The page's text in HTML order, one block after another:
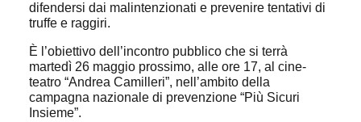
difendersi dai malintenzionati e prevenire tentativi di
truffe e raggiri.
È l’obiettivo dell’incontro pubblico che si terrà
martedì 26 maggio prossimo, alle ore 17, al cine-
teatro “Andrea Camilleri”, nell’ambito della
campagna nazionale di prevenzione “Più Sicuri
Insieme”.